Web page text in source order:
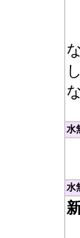
水
水